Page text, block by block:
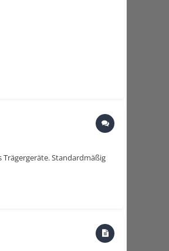
Trägergeräte. Standardmäßig